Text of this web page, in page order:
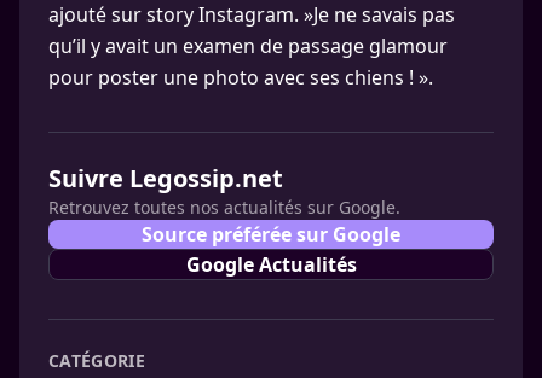
ajouté sur story Instagram. »Je ne savais pas
qu’il y avait un examen de passage glamour
pour poster une photo avec ses chiens ! ».
Suivre Legossip.net
Retrouvez toutes nos actualités sur Google.
Source préférée sur Google
Google Actualités
CATÉGORIE